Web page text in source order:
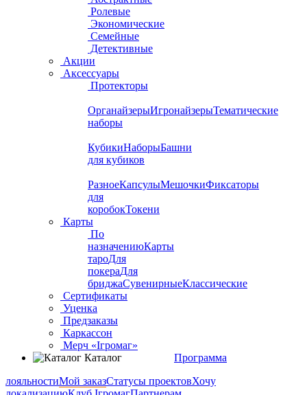
Ролевые
Экономические
Семейные
Детективные
Акции
Аксессуары
Протекторы
ОрганайзерыИгронайзерыТематические
наборы
КубикиНаборыБашни
для кубиков
РазноеКапсулыМешочкиФиксаторы
для
коробокТокени
Карты
По
назначениюКарты
тароДля
покераДля
бриджаСувенирныеКлассические
Сертификаты
Уценка
Предзаказы
Каркассон
Мерч «Ігромаг»
Каталог
Программа
лояльностиМой заказСтатусы проектовХочу